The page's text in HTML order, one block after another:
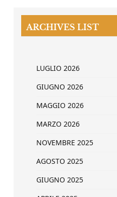
ARCHIVES LIST
LUGLIO 2026
GIUGNO 2026
MAGGIO 2026
MARZO 2026
NOVEMBRE 2025
AGOSTO 2025
GIUGNO 2025